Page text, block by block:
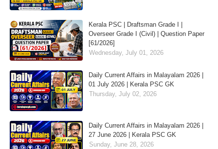
Kerala PSC | Draftsman Grade I |
Overseer Grade I (Civil) | Question Paper
[61/2026]
Wednesday, July 01, 2026
Daily Current Affairs in Malayalam 2026 |
01 July 2026 | Kerala PSC GK
Thursday, July 02, 2026
Daily Current Affairs in Malayalam 2026 |
27 June 2026 | Kerala PSC GK
Sunday, June 28, 2026